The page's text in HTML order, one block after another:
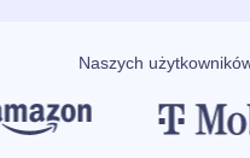
Naszych